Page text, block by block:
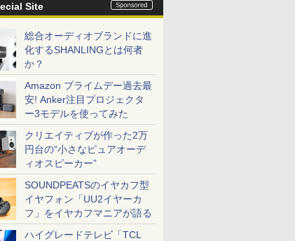
Site
総合オーディオブランドに進
化するSHANLINGとは何者
か？
Amazon プライムデー過去最
安! Anker注目プロジェクタ
ー3モデルを使ってみた
クリエイティブが作った2万
円台の“小さなピュアオーデ
ィオスピーカー”
SOUNDPEATSのイヤカフ型
イヤフォン「UU2イヤーカ
フ」をイヤカフマニアが語る
ハイグレードテレビ「TCL